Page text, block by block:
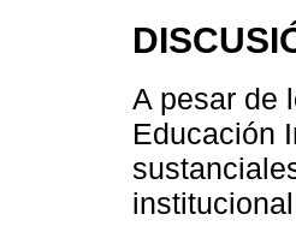
A pesar de
Educación